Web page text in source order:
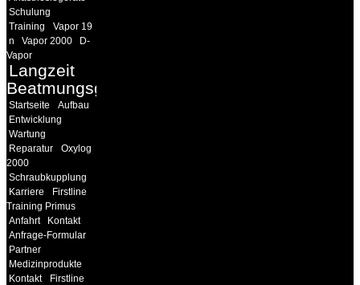
Schulung
Training
Vapor 19
n
Vapor 2000
D-
Vapor
Langzeit
Beatmungsgeräte
Startseite
Aufbau
Entwicklung
Wartung
Reparatur
Oxylog
2000
Schraubkupplung
Karriere
Firstline
Training Primus
Anfahrt
Kontakt
Anfrage-Formular
Partner
Medizinprodukte
Kontakt
Firstline